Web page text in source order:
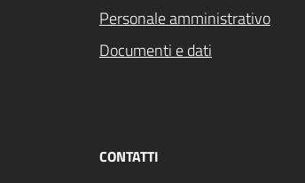
Personale amministrativo
Documenti e dati
CONTATTI